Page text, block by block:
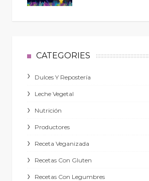
CATEGORIES
Dulces Y Repostería
Leche Vegetal
Nutrición
Productores
Receta Veganizada
Recetas Con Gluten
Recetas Con Legumbres